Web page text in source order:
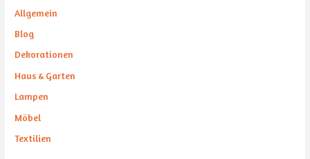
Allgemein
Blog
Dekorationen
Haus & Garten
Lampen
Möbel
Textilien